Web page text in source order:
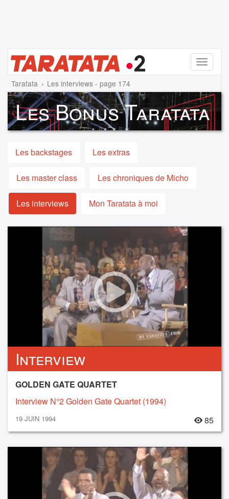
Menu
Taratata Les interviews - page 174
Les Bonus Taratata
Les backstages Les extras
Les master class Les chroniques de Micho
Les interviews Mon Taratata à moi
Interview
GOLDEN GATE QUARTET
Interview N°2 Golden Gate Quartet (1994)
19 JUIN 1994 85